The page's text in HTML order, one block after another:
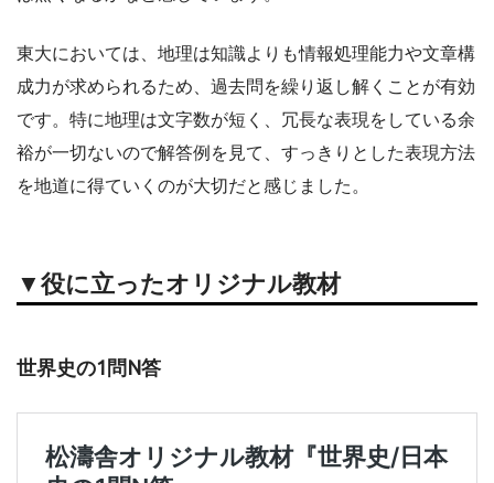
東大においては、地理は知識よりも情報処理能力や文章構
成力が求められるため、過去問を繰り返し解くことが有効
です。特に地理は文字数が短く、冗長な表現をしている余
裕が一切ないので解答例を見て、すっきりとした表現方法
を地道に得ていくのが大切だと感じました。
▼役に立ったオリジナル教材
世界史の1問N答